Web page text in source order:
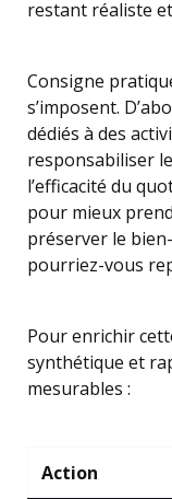
restant réaliste
Consigne
s’imposent.
dédiés à des
responsabiliser
l’efficacité du
pour mieux
préserver le
pourriez-vous
Pour enrichir
synthétique et
mesurables :
Action